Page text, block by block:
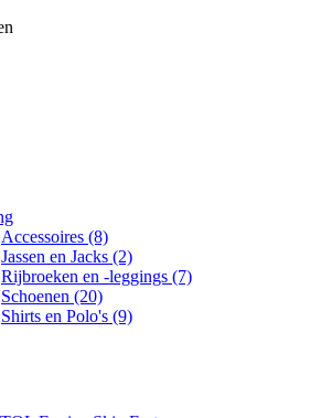
Accessoires (8)
Jassen en Jacks (2)
Rijbroeken en -leggings (7)
Schoenen (20)
Shirts en Polo's (9)